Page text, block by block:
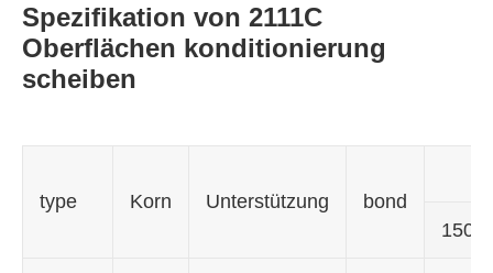
Spezifikation von 2111C
Oberflächen konditionierung
scheiben
type Korn Unterstützung
bond
1500